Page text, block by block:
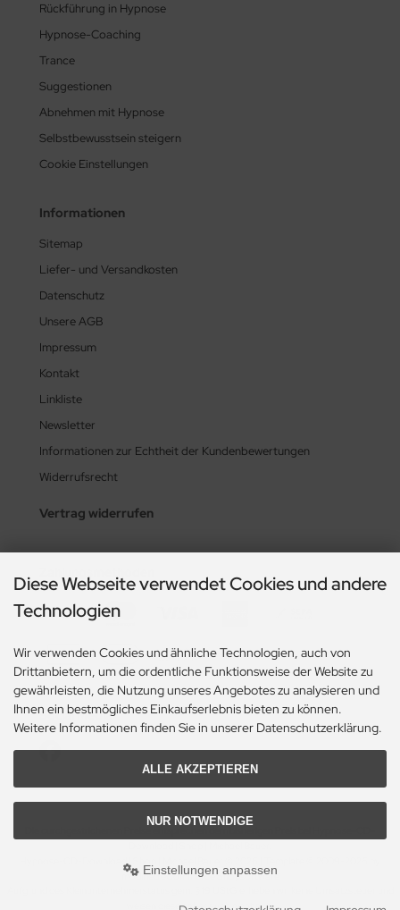
Rückführung in Hypnose
Hypnose-Coaching
Trance
Suggestionen
Abnehmen mit Hypnose
Selbstbewusstsein steigern
Cookie Einstellungen
Informationen
Sitemap
Liefer- und Versandkosten
Datenschutz
Unsere AGB
Impressum
Kontakt
Linkliste
Newsletter
Informationen zur Echtheit der Kundenbewertungen
Widerrufsrecht
Vertrag widerrufen
Social Media
Hypnose-CD-Download | Shop | Michael Bauer © 2026 | Template © 2009-2026 by
modified eCommerce Shopsoftware
weisen diese daher auch nicht aus.
Diese Webseite verwendet Cookies und andere
Technologien
Wir verwenden Cookies und ähnliche Technologien, auch von
Drittanbietern, um die ordentliche Funktionsweise der Website zu
gewährleisten, die Nutzung unseres Angebotes zu analysieren und
Ihnen ein bestmögliches Einkaufserlebnis bieten zu können.
Weitere Informationen finden Sie in unserer Datenschutzerklärung.
ALLE AKZEPTIEREN
NUR NOTWENDIGE
Einstellungen anpassen